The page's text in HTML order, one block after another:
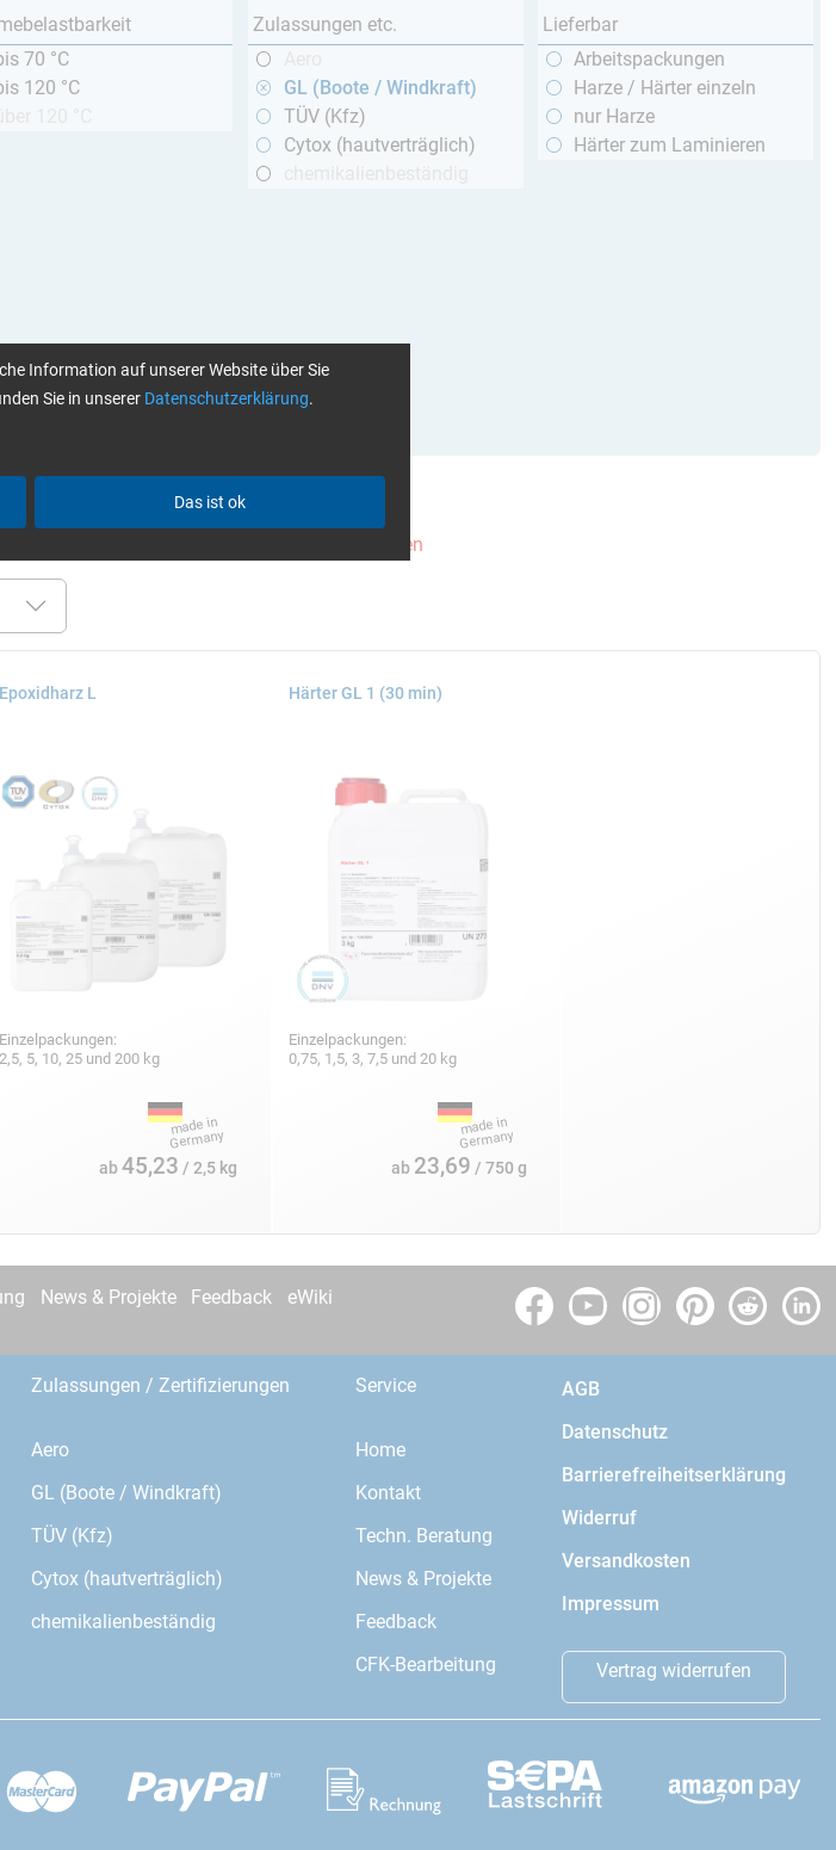
70 °C
120 °C
Zulassungen etc.
GL (Boote / Windkraft)
TÜV (Kfz)
Cytox (hautverträglich)
Lieferbar
Arbeitspackungen
Harze / Härter einzeln
nur Harze
Härter zum Laminieren
Alle Filter zurücksetzen
Epoxidharz L
Einzelpackungen:
2,5, 5, 10, 25 und 200 kg
ab 45,23 / 2,5 kg
Härter GL 1 (30 min)
Einzelpackungen:
0,75, 1,5, 3, 7,5 und 20 kg
ab 23,69 / 750 g
News & Projekte Feedback eWiki
Zulassungen / Zertifizierungen
Aero
GL (Boote / Windkraft)
TÜV (Kfz)
Cytox (hautverträglich)
chemikalienbeständig
Service
Home
Kontakt
Techn. Beratung
News & Projekte
Feedback
CFK-Bearbeitung
AGB
Datenschutz
Barrierefreiheitserklärung
Widerruf
Versandkosten
Impressum
Vertrag widerrufen
Information auf unserer Website über Sie
Sie in unserer Datenschutzerklärung.
Das ist ok